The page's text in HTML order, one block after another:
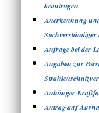
beantragen
Anerkennung
Sachverständiger
Anfrage bei der
Angaben zur
Anhänger
Antrag auf